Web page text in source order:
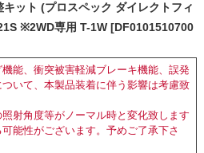
ット (プロスペック ダイレクトフィ
※2WD専用 T-1W [DF0101510700
能、衝突被害軽減ブレーキ機能、誤発
いて、本製品装着に伴う影響は考慮致
射角度等がノーマル時と変化致します
能性がございます。予めご了承下さ